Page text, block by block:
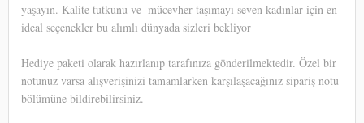
yaşayın. Kalite tutkunu ve mücevher taşımayı seven kadınlar için en
ideal seçenekler bu alımlı dünyada sizleri bekliyor
Hediye paketi olarak hazırlanıp tarafınıza gönderilmektedir. Özel bir
notunuz varsa alışverişinizi tamamlarken karşılaşacağınız sipariş notu
bölümüne bildirebilirsiniz.